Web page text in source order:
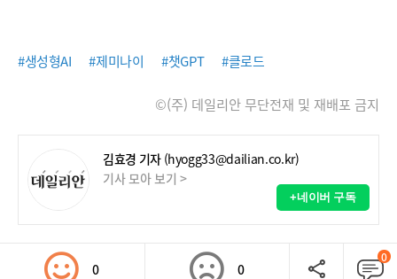
#생성형AI #제미나이 #챗GPT #클로드
©(주) 데일리안 무단전재 및 재배포 금지
김효경 기자 (hyogg33@dailian.co.kr)
기사 모아 보기 >
+네이버 구독
0 0
0